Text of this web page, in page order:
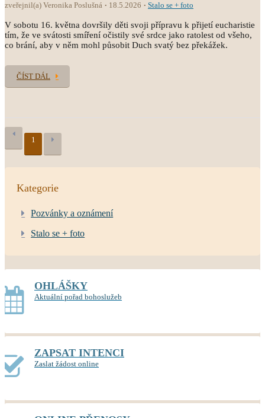
zveřejnil(a) Veronika Poslušná 18.5.2026 Stalo se + foto
V sobotu 16. května dovršily děti svoji přípravu k přijetí eucharistie
tím, že ve svátosti smíření očistily své srdce jako ratolest od všeho,
co brání, aby v něm mohl působit Duch svatý bez překážek.
ČÍST DÁL
1
Kategorie
Pozvánky a oznámení
Stalo se + foto
OHLÁŠKY
Aktuální pořad bohoslužeb
ZAPSAT INTENCI
Zaslat žádost online